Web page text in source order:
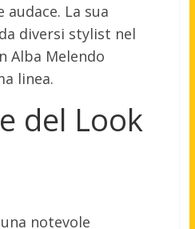
La sua
diversi stylist nel
Alba Melendo
linea.
del Look
notevole